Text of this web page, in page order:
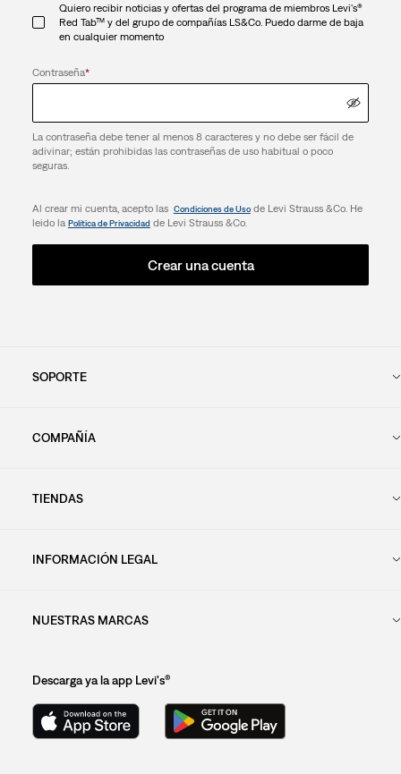
Quiero recibir noticias y ofertas del programa de miembros Levi's®
Red Tab™ y del grupo de compañías LS&Co. Puedo darme de baja
en cualquier momento
Contraseña*
La contraseña debe tener al menos 8 caracteres y no debe ser fácil de
adivinar; están prohibidas las contraseñas de uso habitual o poco
seguras.
Al crear mi cuenta, acepto las Condiciones de Usode Levi Strauss &Co. He
leido la Política de Privacidad de Levi Strauss &Co.
Crear una cuenta
SOPORTE
COMPAÑÍA
TIENDAS
INFORMACIÓN LEGAL
NUESTRAS MARCAS
Descarga ya la app Levi's®